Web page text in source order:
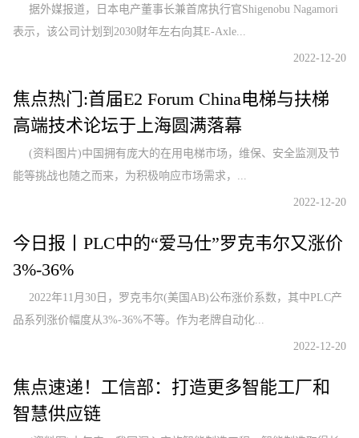
据外媒报道，日本电产董事长兼首席执行官Shigenobu Nagamori
表示，该公司计划到2030财年左右向其E-Axle...
2022-12-20
焦点热门:首届E2 Forum China电梯与扶梯
高端技术论坛于上海圆满落幕
(资料图片)中国拥有庞大的在用电梯市场，维保、安全监测及节
能等挑战也随之而来，为积极响应市场需求，...
2022-12-20
今日报丨PLC中的“爱马仕”罗克韦尔又涨价
3%-36%
2022年11月30日，罗克韦尔(美国AB)公布涨价系数，其中PLC产
品系列涨价幅度从3%-36%不等。作为老牌自动化...
2022-12-20
焦点速递！工信部：打造更多智能工厂和
智慧供应链